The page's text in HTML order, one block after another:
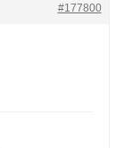
#177800